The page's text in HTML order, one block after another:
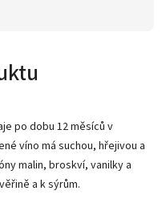
po dobu 12 měsíců v
víno má suchou, hřejivou a
malin, broskví, vanilky a
a k sýrům.